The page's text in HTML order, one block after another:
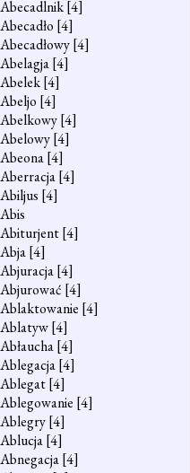
Abecadlnik[4]
Abecadło [4]
Abecadłowy[4]
Abelagja[4]
Abelek[4]
Abeljo [4]
Abelkowy[4]
Abelowy[4]
Abeona[4]
Aberracja[4]
Abiljus [4]
Abis
Abiturjent[4]
Abja[4]
Abjuracja[4]
Abjurować [4]
Ablaktowanie [4]
Ablatyw[4]
Abłaucha[4]
Ablegacja[4]
Ablegat[4]
Ablegowanie [4]
Ablegry[4]
Ablucja[4]
Abnegacja[4]